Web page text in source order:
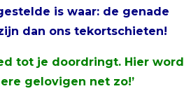
is waar: de genade
dan ons tekortschieten!
tot je doordringt. Hier word
gelovigen net zo!’